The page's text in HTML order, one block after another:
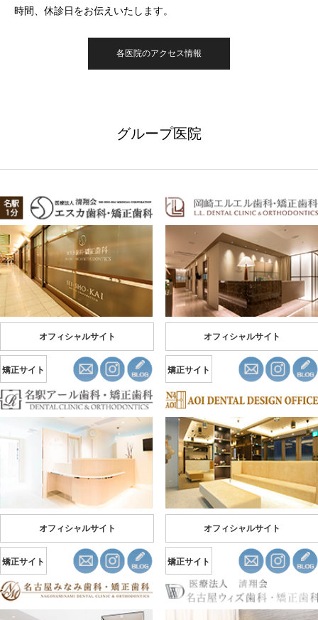
時間、休診日をお伝えいたします。
各医院のアクセス情報
グループ医院
オフィシャルサイト
矯正サイト
オフィシャルサイト
矯正サイト
オフィシャルサイト
矯正サイト
オフィシャルサイト
矯正サイト